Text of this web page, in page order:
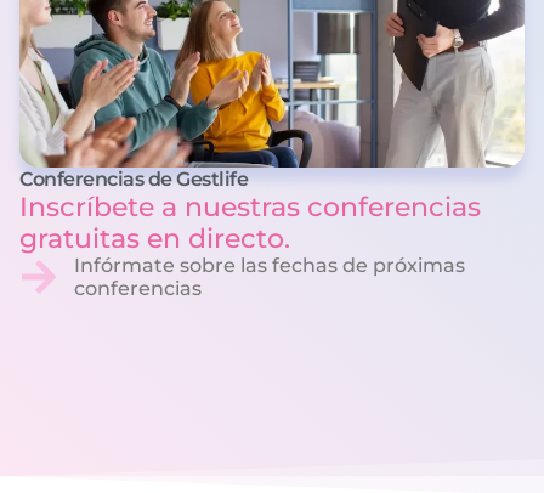
Conferencias de Gestlife
Inscríbete a nuestras conferencias
gratuitas en directo.
Infórmate sobre las fechas de próximas
conferencias